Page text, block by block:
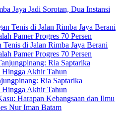
Jaya Jadi Sorotan, Dua Instansi
di Jalan Rimba Jaya Berani
Pamer Progres 70 Persen
Ria Saptarika
Hingga Akhir Tahun